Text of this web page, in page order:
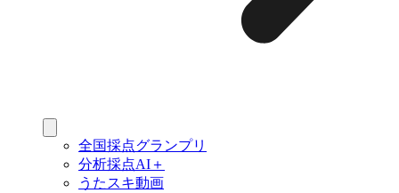
全国採点グランプリ
分析採点AI＋
うたスキ動画